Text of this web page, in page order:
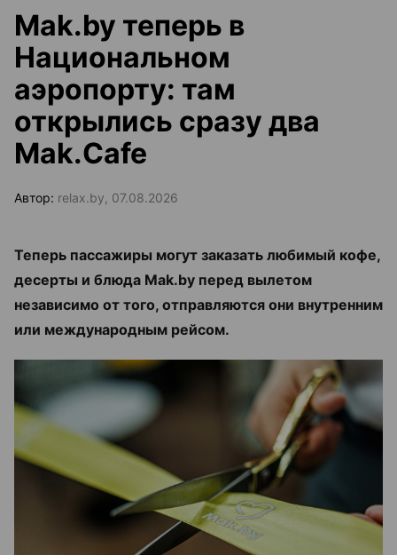
Mak.by теперь в
Национальном
аэропорту: там
открылись сразу два
Mak.Cafe
Автор: relax.by, 07.08.2026
Теперь пассажиры могут заказать любимый кофе,
десерты и блюда Mak.by перед вылетом
независимо от того, отправляются они внутренним
или международным рейсом.